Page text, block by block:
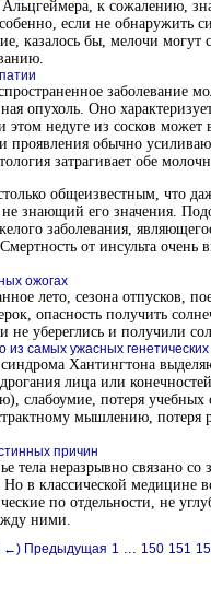
к сожалению,
если не
казалось бы, мелочи могут
заболевание
опухоль. Оно
недуге из сосков может
проявления обычно
затрагивает обе
общеизвестным, что
не знающий его значения.
заболевания,
от инсульта очень
ожогах
лето, сезона отпусков,
опасность получить
не убереглись и получили
самых ужасных
Хантингтона
лица или
слабоумие, потеря учебных
мышлению, потеря
причин
тела неразрывно связано
Но в классической медицине
по отдельности, не
ними.
←) Предыдущая 1 ... 150 151